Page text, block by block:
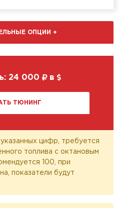
ОПЦИИ +
24 000 в
ТЮНИНГ
цифр, требуется
топлива с октановым
100, при
показатели будут